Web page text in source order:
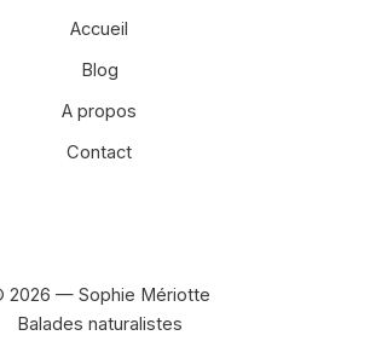
Accueil
Blog
A propos
Contact
2026 — Sophie Mériotte
Balades naturalistes